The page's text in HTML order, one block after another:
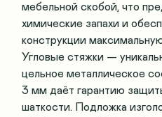
мебельной скобой, что
химические запахи и
конструкции
Угловые стяжки —
цельное металлическое
3 мм даёт гарантию
шаткости. Подложка